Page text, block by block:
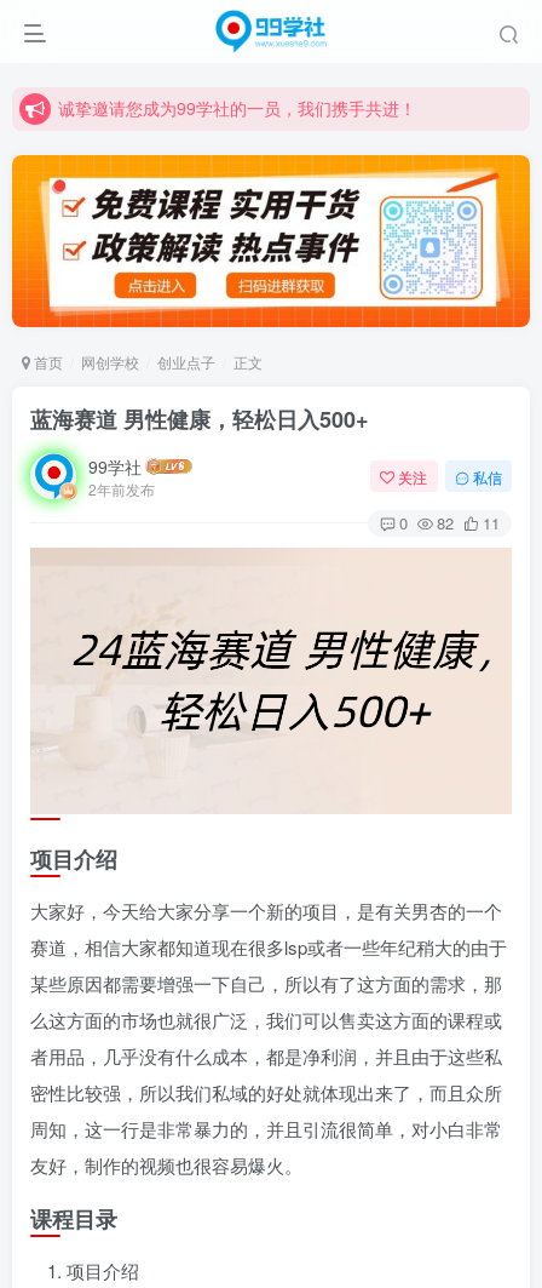
诚挚邀请您成为99学社的一员，我们携手共进！
诚挚邀请您成为99学社的一员，我们携手共进！
学习路上不孤独，99学社与你同行！分享全网优质VIP资源，炒股教程、创业教程、网络营销教程、自媒体短视频教程等，长期更新各大精品创业项目！
首页 网创学校 创业点子 正文
蓝海赛道 男性健康，轻松日入500+
99学社
2年前发布
关注 私信
0 82 11
项目介绍
大家好，今天给大家分享一个新的项目，是有关男杏的一个
赛道，相信大家都知道现在很多lsp或者一些年纪稍大的由于
某些原因都需要增强一下自己，所以有了这方面的需求，那
么这方面的市场也就很广泛，我们可以售卖这方面的课程或
者用品，几乎没有什么成本，都是净利润，并且由于这些私
密性比较强，所以我们私域的好处就体现出来了，而且众所
周知，这一行是非常暴力的，并且引流很简单，对小白非常
友好，制作的视频也很容易爆火。
课程目录
项目介绍